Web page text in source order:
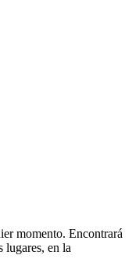
momento. Encontrará
lugares, en la